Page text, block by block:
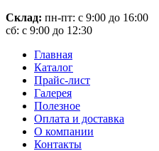
Склад: пн-пт: с 9:00 до 16:00
сб: с 9:00 до 12:30
Главная
Каталог
Прайс-лист
Галерея
Полезное
Оплата и доставка
О компании
Контакты